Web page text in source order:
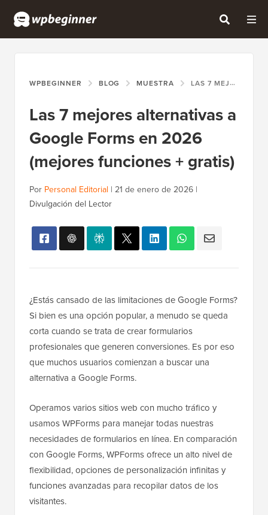
WPBEGINNER BLOG MUESTRA LAS 7 MEJORES ALTERNATIVAS A GOOGLE FORMS EN 2026 (MEJORES FUNCIONES + GRATIS)
Las 7 mejores alternativas a
Google Forms en 2026
(mejores funciones + gratis)
Por Personal Editorial | 21 de enero de 2026 |
Divulgación del Lector
¿Estás cansado de las limitaciones de Google Forms?
Si bien es una opción popular, a menudo se queda
corta cuando se trata de crear formularios
profesionales que generen conversiones. Es por eso
que muchos usuarios comienzan a buscar una
alternativa a Google Forms.
Operamos varios sitios web con mucho tráfico y
usamos WPForms para manejar todas nuestras
necesidades de formularios en línea. En comparación
con Google Forms, WPForms ofrece un alto nivel de
flexibilidad, opciones de personalización infinitas y
funciones avanzadas para recopilar datos de los
visitantes.